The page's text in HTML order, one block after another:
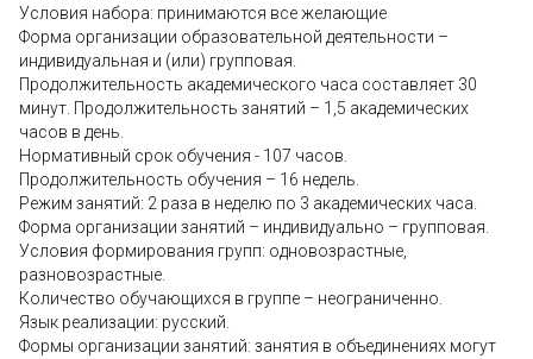
Условия набора: принимаются все желающие
Форма организации образовательной деятельности –
индивидуальная и (или) групповая.
Продолжительность академического часа составляет 30
минут. Продолжительность занятий – 1,5 академических
часов в день.
Нормативный срок обучения - 107 часов.
Продолжительность обучения – 16 недель.
Режим занятий: 2 раза в неделю по 3 академических часа.
Форма организации занятий – индивидуально – групповая.
Условия формирования групп: одновозрастные,
разновозрастные.
Количество обучающихся в группе – неограниченно.
Язык реализации: русский.
Формы организации занятий: занятия в объединениях могут